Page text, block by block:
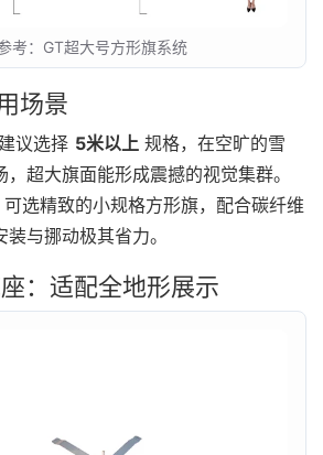
考：GT超大号方形旗系统
场景
建议选择 5米以上规格，在空旷的雪
超大旗面能形成震撼的视觉集群。
可选精致的小规格方形旗，配合碳纤维
与挪动极其省力。
：适配全地形展示